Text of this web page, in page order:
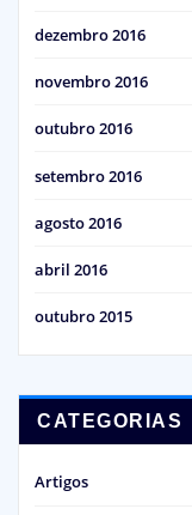
dezembro 2016
novembro 2016
outubro 2016
setembro 2016
agosto 2016
abril 2016
outubro 2015
CATEGORIAS
Artigos